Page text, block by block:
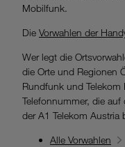
Mobilfunk.
Die Vorwahlen der
Wer legt die
die Orte und Regionen
Rundfunk und Telekom
Telefonnummer, die
der A1 Telekom Austria
Alle Vorwahlen